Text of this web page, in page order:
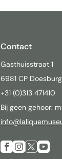
Contact
Gasthuisstraat 1
6981 CP Doesburg
+31 (0)313 471410
Bij geen gehoor: